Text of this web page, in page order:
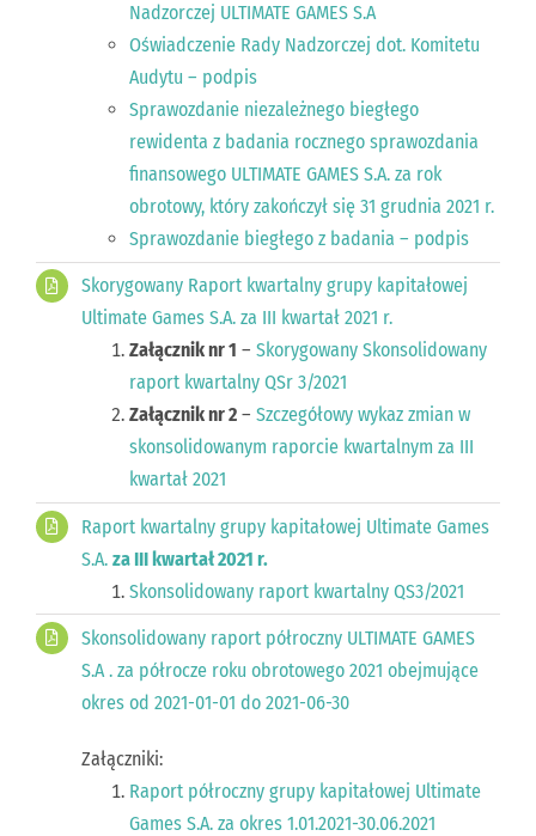
Nadzorczej ULTIMATE GAMES S.A
Oświadczenie Rady Nadzorczej dot. Komitetu
Audytu – podpis
Sprawozdanie niezależnego biegłego
rewidenta z badania rocznego sprawozdania
finansowego ULTIMATE GAMES S.A. za rok
obrotowy, który zakończył się 31 grudnia 2021 r.
Sprawozdanie biegłego z badania – podpis
Skorygowany Raport kwartalny grupy kapitałowej
Ultimate Games S.A. za III kwartał 2021 r.
Załącznik nr 1 –Skorygowany Skonsolidowany
raport kwartalny QSr 3/2021
Załącznik nr 2 –Szczegółowy wykaz zmian w
skonsolidowanym raporcie kwartalnym za III
kwartał 2021
Raport kwartalny grupy kapitałowej Ultimate Games
S.A.za III kwartał 2021 r.
Skonsolidowany raport kwartalny QS3/2021
Skonsolidowany raport półroczny ULTIMATE GAMES
S.A . za półrocze roku obrotowego 2021 obejmujące
okres od 2021-01-01 do 2021-06-30
Załączniki:
Raport półroczny grupy kapitałowej Ultimate
Games S.A. za okres 1.01.2021-30.06.2021